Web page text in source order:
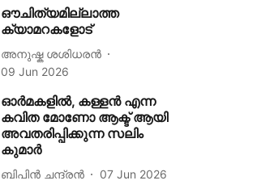
ഔചിത്യമില്ലാത്ത
ക്യാമറകളോട്
അനുഷ്ക ശശിധരൻ
09 Jun 2026
ഓര്‍മകളില്‍, കള്ളന്‍ എന്ന
കവിത മോണോ ആക്ട് ആയി
അവതരിപ്പിക്കുന്ന സലിം
കുമാര്‍
ബിപിന്‍ ചന്ദ്രന്‍ 07 Jun 2026